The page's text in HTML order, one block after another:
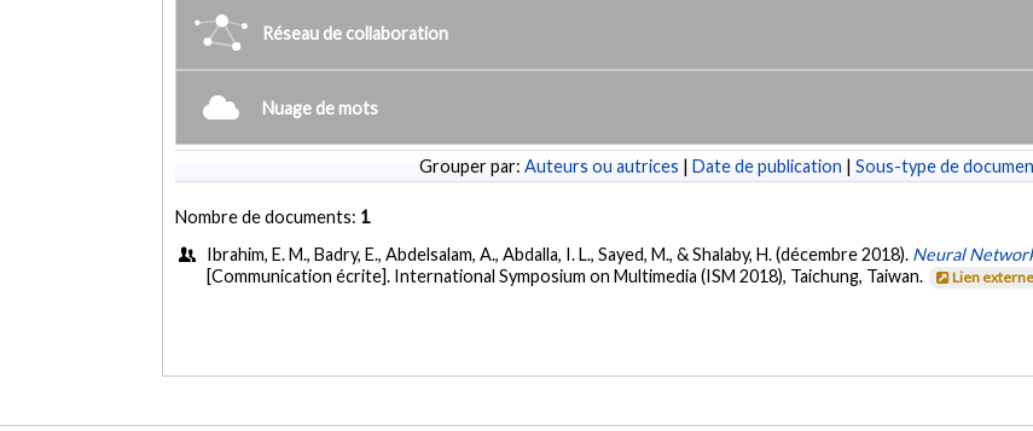
Réseau de collaboration
Nuage de mots
Grouper par: Auteurs ou autrices | Date de publication | Sous-type de
Nombre de documents: 1
Ibrahim, E. M., Badry, E., Abdelsalam, A., Abdalla, I. L., Sayed, M., & Shalaby, H. (décembre 2018). Neural
[Communication écrite]. International Symposium on Multimedia (ISM 2018), Taichung, Taiwan.
Lien externe